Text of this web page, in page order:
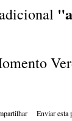
Enviar esta